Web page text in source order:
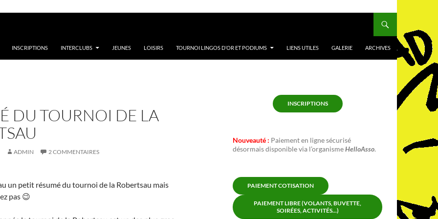
INSCRIPTIONS INTERCLUBS JEUNES LOISIRS TOURNOI LINGOS D’OR ET PODIUMS LIENS UTILES GALERIE ARCHIVES
DU TOURNOI DE LA
ADMIN 2 COMMENTAIRES
un petit résumé du tournoi de la Robertsau mais
pas 😉
INSCRIPTIONS
Nouveauté : Paiement en ligne sécurisé
désormais disponible via l’organismeHelloAsso.
PAIEMENT COTISATION
PAIEMENT LIBRE (VOLANTS, BUVETTE,
SOIRÉES, ACTIVITÉS...)